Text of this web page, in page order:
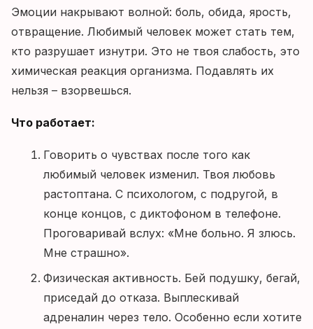
Эмоции накрывают волной: боль, обида, ярость,
отвращение. Любимый человек может стать тем,
кто разрушает изнутри. Это не твоя слабость, это
химическая реакция организма. Подавлять их
нельзя – взорвешься.
Что работает:
Говорить о чувствах после того как
любимый человек изменил. Твоя любовь
растоптана. С психологом, с подругой, в
конце концов, с диктофоном в телефоне.
Проговаривай вслух: «Мне больно. Я злюсь.
Мне страшно».
Физическая активность. Бей подушку, бегай,
приседай до отказа. Выплескивай
адреналин через тело. Особенно если хотите